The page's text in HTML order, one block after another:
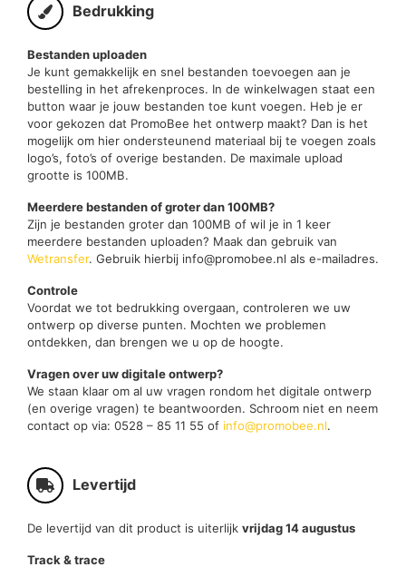
Bedrukking
Bestanden uploaden
Je kunt gemakkelijk en snel bestanden toevoegen aan je
bestelling in het afrekenproces. In de winkelwagen staat een
button waar je jouw bestanden toe kunt voegen. Heb je er
voor gekozen dat PromoBee het ontwerp maakt? Dan is het
mogelijk om hier ondersteunend materiaal bij te voegen zoals
logo’s, foto’s of overige bestanden. De maximale upload
grootte is 100MB.
Meerdere bestanden of groter dan 100MB?
Zijn je bestanden groter dan 100MB of wil je in 1 keer
meerdere bestanden uploaden? Maak dan gebruik van
Wetransfer. Gebruik hierbij info@promobee.nl als e-mailadres.
Controle
Voordat we tot bedrukking overgaan, controleren we uw
ontwerp op diverse punten. Mochten we problemen
ontdekken, dan brengen we u op de hoogte.
Vragen over uw digitale ontwerp?
We staan klaar om al uw vragen rondom het digitale ontwerp
(en overige vragen) te beantwoorden. Schroom niet en neem
contact op via: 0528 – 85 11 55 of info@promobee.nl.
Levertijd
De levertijd van dit product is uiterlijk vrijdag 14 augustus
Track & trace